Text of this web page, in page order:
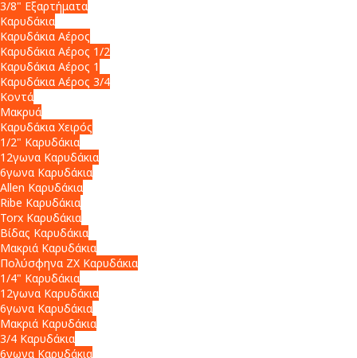
3/8" Εξαρτήματα
Καρυδάκια
Καρυδάκια Αέρος
Καρυδάκια Αέρος 1/2
Καρυδάκια Αέρος 1
Καρυδάκια Αέρος 3/4
Κοντά
Μακρυά
Καρυδάκια Χειρός
1/2" Καρυδάκια
12γωνα Καρυδάκια
6γωνα Καρυδάκια
Allen Καρυδάκια
Ribe Καρυδάκια
Torx Καρυδάκια
Βίδας Καρυδάκια
Μακριά Καρυδάκια
Πολύσφηνα ZX Καρυδάκια
1/4" Καρυδάκια
12γωνα Καρυδάκια
6γωνα Καρυδάκια
Μακριά Καρυδάκια
3/4 Καρυδάκια
6γωνα Καρυδάκια